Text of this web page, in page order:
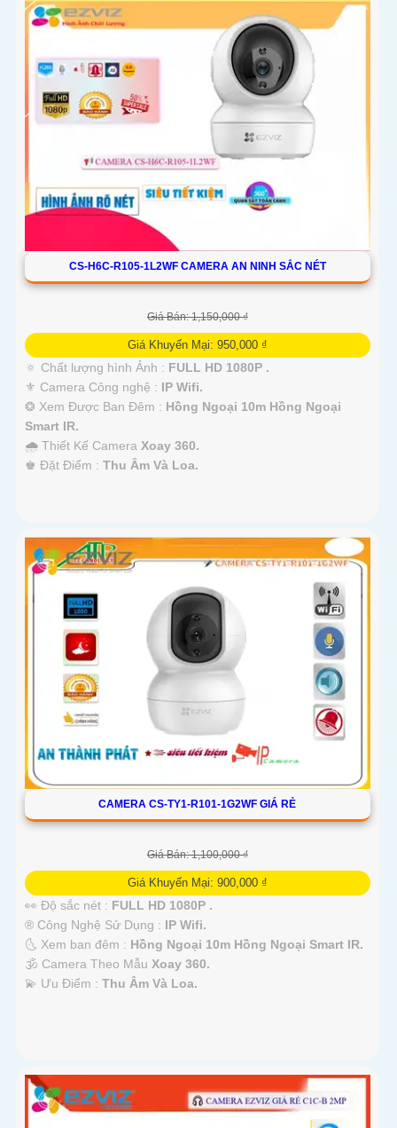
CS-H6C-R105-1L2WF CAMERA AN NINH SẮC NÉT
Giá Bán: 1,150,000 ₫
Giá Khuyến Mại: 950,000 ₫
🔅 Chất lượng hình Ảnh : FULL HD 1080P .
⚜️ Camera Công nghệ : IP Wifi.
❂ Xem Được Ban Đêm : Hồng Ngoại 10m Hồng Ngoại
Smart IR.
🌧️ Thiết Kế Camera Xoay 360.
️♚ Đặt Điểm : Thu Âm Và Loa.
CAMERA CS-TY1-R101-1G2WF GIÁ RẺ
Giá Bán: 1,100,000 ₫
Giá Khuyến Mại: 900,000 ₫
👀 Độ sắc nét : FULL HD 1080P .
®️ Công Nghệ Sử Dụng : IP Wifi.
🌜 Xem ban đêm : Hồng Ngoại 10m Hồng Ngoại Smart IR.
🕉️ Camera Theo Mẫu Xoay 360.
️💫 Ưu Điểm : Thu Âm Và Loa.